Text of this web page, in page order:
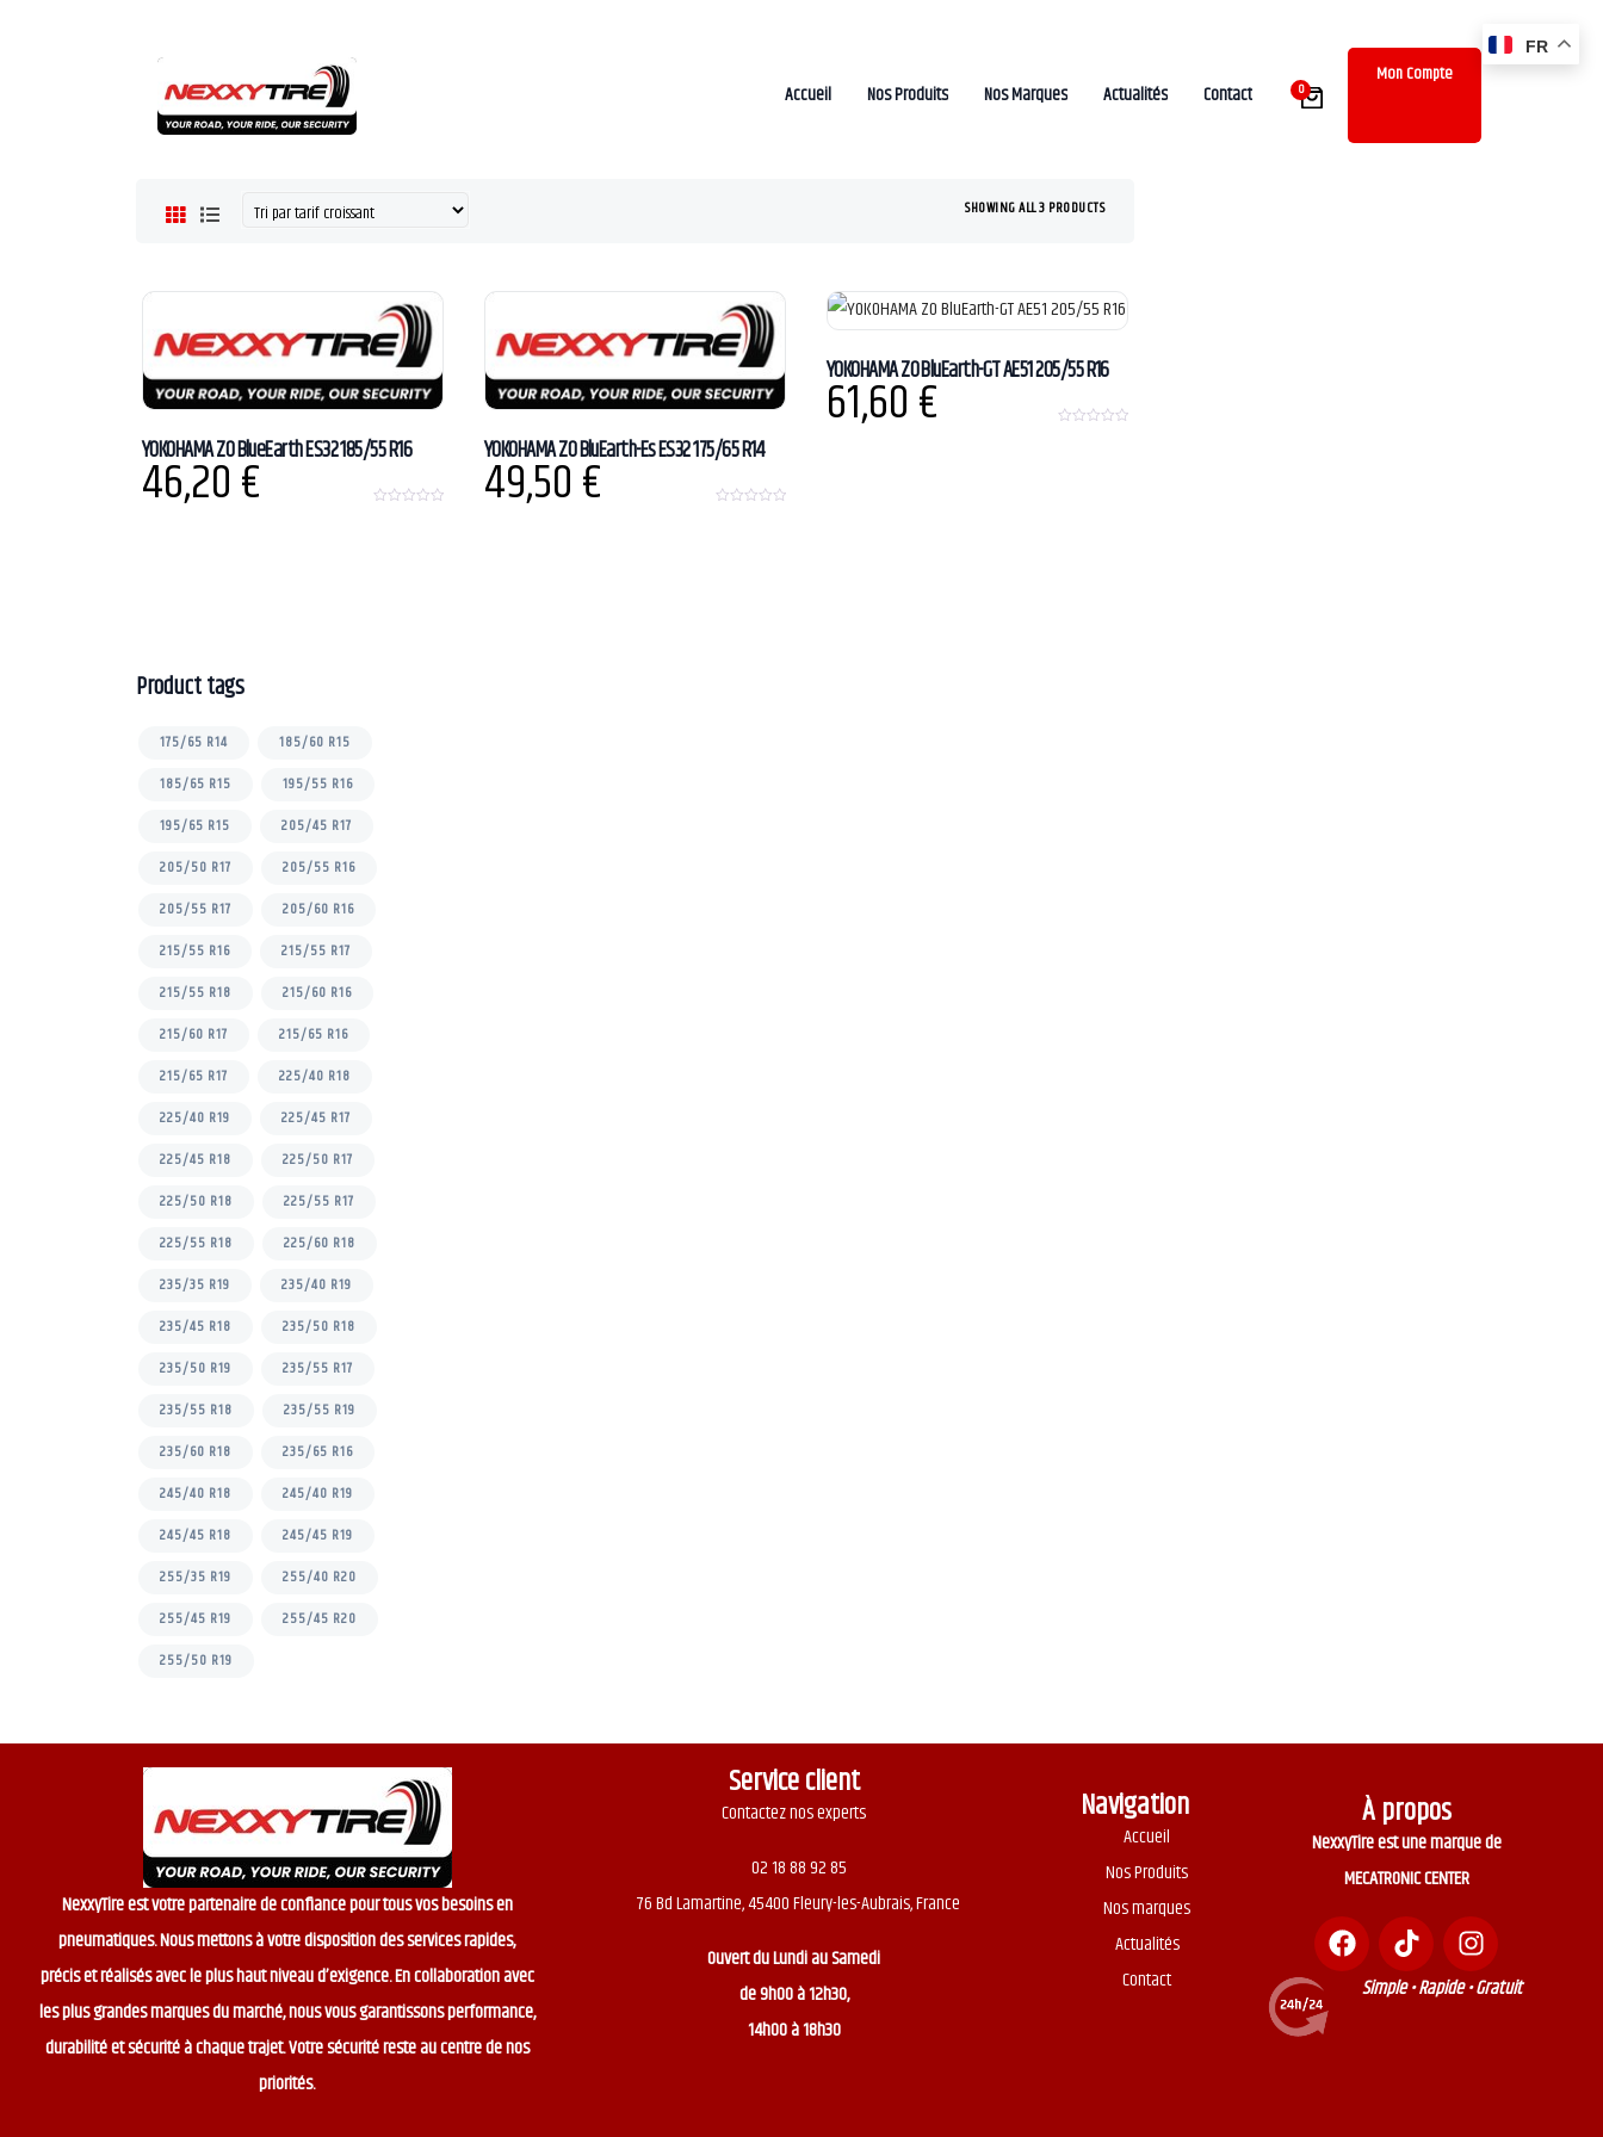
Mon Compte
0
Accueil Nos Produits Nos Marques Actualités Contact
SHOWING ALL 3 PRODUCTS
YOKOHAMA ZO BlueEarth ES32 185/55 R16
46,20€ YOKOHAMA ZO BluEarth-Es ES32 175/65 R14
49,50€
YOKOHAMA ZO BluEarth-GT AE51 205/55 R16
61,60€
Product tags
175/65 R14
185/60 R15
185/65 R15
195/55 R16
195/65 R15
205/45 R17
205/50 R17
205/55 R16
205/55 R17
205/60 R16
215/55 R16
215/55 R17
215/55 R18
215/60 R16
215/60 R17
215/65 R16
215/65 R17
225/40 R18
225/40 R19
225/45 R17
225/45 R18
225/50 R17
225/50 R18
225/55 R17
225/55 R18
225/60 R18
235/35 R19
235/40 R19
235/45 R18
235/50 R18
235/50 R19
235/55 R17
235/55 R18
235/55 R19
235/60 R18
235/65 R16
245/40 R18
245/40 R19
245/45 R18
245/45 R19
255/35 R19
255/40 R20
255/45 R19
255/45 R20
255/50 R19
NexxyTire est votre partenaire de confiance pour tous vos besoins en
pneumatiques. Nous mettons à votre disposition des services rapides,
précis et réalisés avec le plus haut niveau d’exigence. En collaboration avec
les plus grandes marques du marché, nous vous garantissons performance,
durabilité et sécurité à chaque trajet. Votre sécurité reste au centre de nos
priorités.
Service client
Contactez nos experts
02 18 88 92 85
76 Bd Lamartine, 45400 Fleury-les-Aubrais, France
Ouvert duLundi au Samedi
de 9h00 à 12h30,
14h00 à 18h30
Navigation
Accueil
Nos Produits
Nos marques
Actualités
Contact
À propos
NexxyTire est une marque de
MECATRONIC CENTER
Simple • Rapide • Gratuit
FR